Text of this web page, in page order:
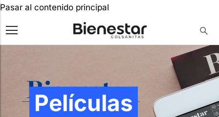
Pasar al contenido principal
Películas